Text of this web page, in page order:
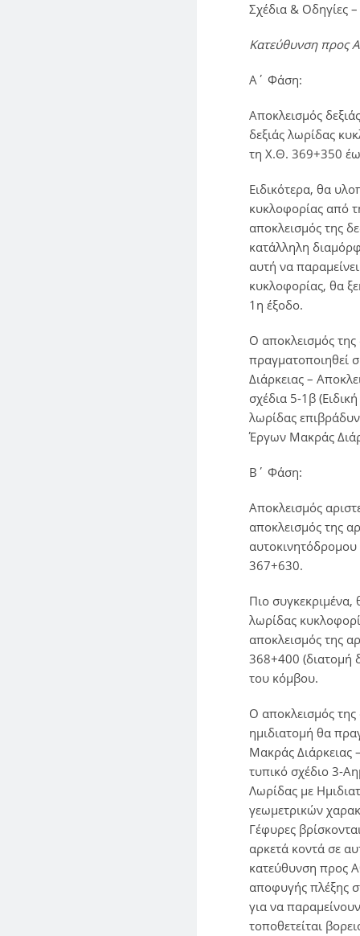
Σχέδια & Οδηγίες
Κατεύθυνση προς
A΄ Φάση:
Αποκλεισμός
δεξιάς λωρίδας
τη Χ.Θ. 369+350
Ειδικότερα, θα
κυκλοφορίας από
αποκλεισμός της
κατάλληλη
αυτή να
κυκλοφορίας, θα
1η έξοδο.
O αποκλεισμός
πραγματοποιηθεί
Διάρκειας –
σχέδια 5-1β
λωρίδας
Έργων Μακράς
Β΄ Φάση:
Αποκλεισμός
αποκλεισμός της
367+630.
Πιο συγκεκριμένα,
λωρίδας
αποκλεισμός της
368+400 (διατομή
του κόμβου.
O αποκλεισμός
ημιδιατομή θα
Μακράς Διάρκειας
τυπικό σχέδιο 3-
Λωρίδας με
γεωμετρικών
Γέφυρες
αρκετά κοντά σε
κατεύθυνση προς
αποφυγής πλέξης
για να
τοποθετείται